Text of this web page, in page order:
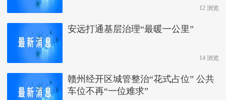
12 浏览
安远打通基层治理“最暖一公里”
14 浏览
赣州经开区城管整治“花式占位” 公共
车位不再“一位难求”